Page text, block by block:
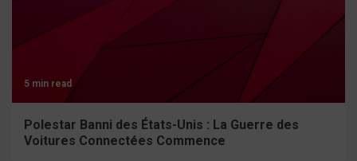
5 min read
Polestar Banni des États-Unis : La Guerre des
Voitures Connectées Commence